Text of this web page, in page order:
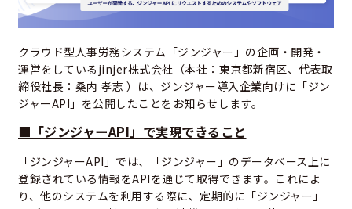
クラウド型人事労務システム「ジンジャー」の企画・開発・
運営をしているjinjer株式会社（本社：東京都新宿区、代表取
締役社長：桑内 孝志 ）は、ジンジャー導入企業向けに「ジン
ジャーAPI」を公開したことをお知らせします。
■「ジンジャーAPI」で実現できること
「ジンジャーAPI」では、「ジンジャー」のデータベース上に
登録されている情報をAPIを通じて取得できます。これによ
り、他のシステムを利用する際に、定期的に「ジンジャー」